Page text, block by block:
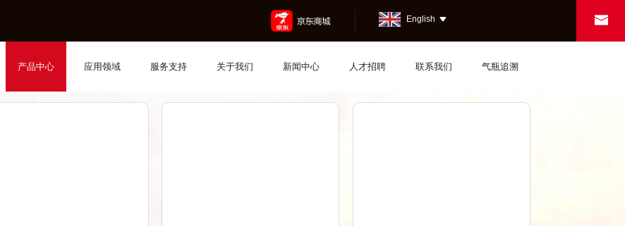
English  
产品中心 应用领域 服务支持 关于我们 新闻中心 人才招聘 联系我们 气瓶追溯
产品中心